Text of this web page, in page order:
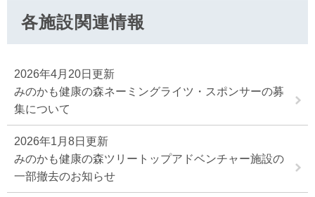
各施設関連情報
2026年4月20日更新
みのかも健康の森ネーミングライツ・スポンサーの募
集について
2026年1月8日更新
みのかも健康の森ツリートップアドベンチャー施設の
一部撤去のお知らせ